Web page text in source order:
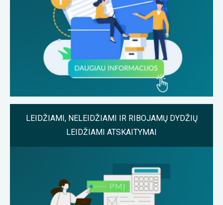
LEIDŽIAMI, NELEIDŽIAMI IR RIBOJAMŲ DYDŽIŲ
LEIDŽIAMI ATSKAITYMAI